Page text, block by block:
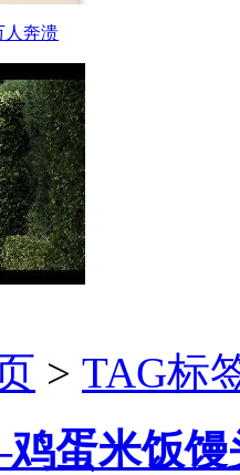
人奔溃
> TAG标
蛋米饭馒